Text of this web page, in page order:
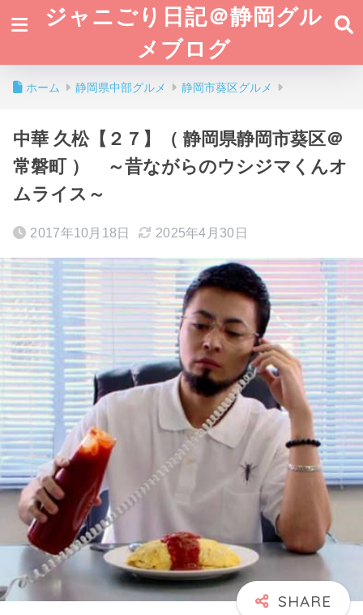
ジャニごり日記＠静岡グル
メブログ
ホーム 静岡県中部グルメ 静岡市葵区グルメ
中華 久松【２７】（ 静岡県静岡市葵区＠
常磐町 ） ～昔ながらのウシジマくんオ
ムライス～
2017年10月18日 2025年4月30日